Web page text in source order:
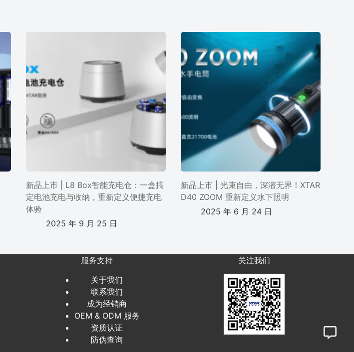
新品上市 | L8 Box智能充电仓：一盒搞
定电池充电与收纳，重新定义便捷充电
体验
2025 年 9 月 25 日
新品上市 | 光束自由，深潜无界！XTAR
D40 ZOOM 重新定义水下照明
2025 年 6 月 24 日
服务支持
关于我们
联系我们
成为经销商
OEM & ODM 服务
资质认证
防伪查询
关注我们